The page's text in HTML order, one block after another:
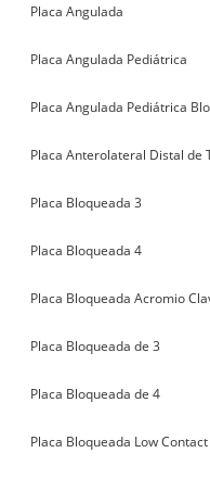
Placa Angulada
Placa Angulada Pediátrica
Placa Angulada Pediátrica
Placa Anterolateral Distal de
Placa Bloqueada 3
Placa Bloqueada 4
Placa Bloqueada Acromio
Placa Bloqueada de 3
Placa Bloqueada de 4
Placa Bloqueada Low Contact